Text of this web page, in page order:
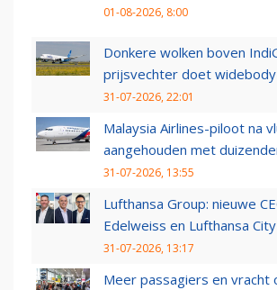
01-08-2026, 8:00
Donkere wolken boven
prijsvechter doet
31-07-2026, 22:01
Malaysia Airlines-piloot na
aangehouden met
31-07-2026, 13:55
Lufthansa Group: nieuwe
Edelweiss en Lufthansa
31-07-2026, 13:17
Meer passagiers en vracht